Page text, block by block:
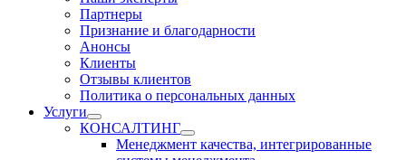
Партнеры
Признание и благодарности
Анонсы
Клиенты
Отзывы клиентов
Политика о персональных данных
Услуги
КОНСАЛТИНГ
Менеджмент качества, интегрированные